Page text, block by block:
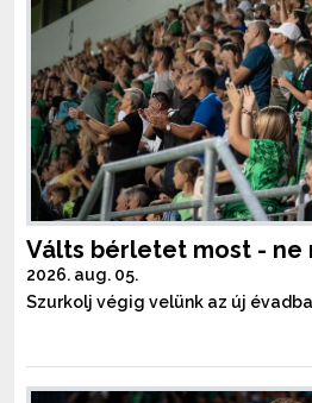
Válts bérletet most - ne
2026. aug. 05.
Szurkolj végig velünk az új